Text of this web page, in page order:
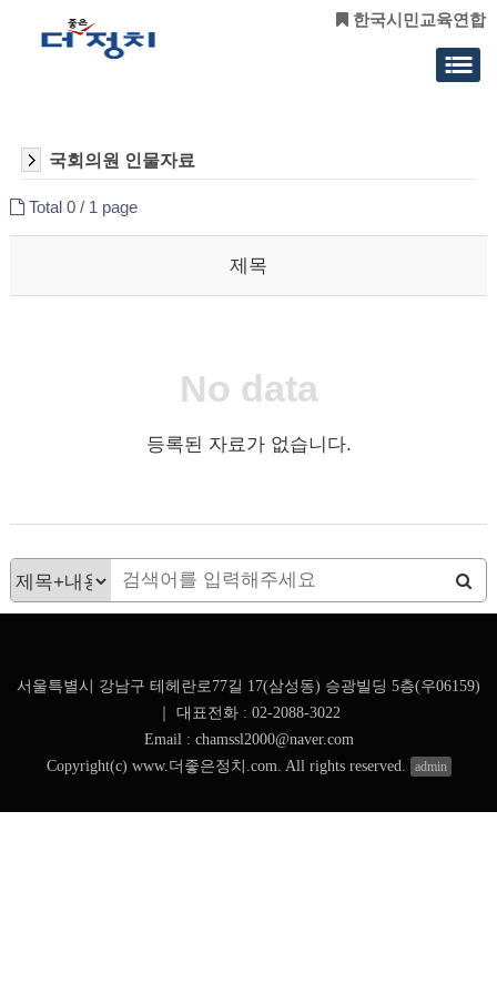
한국시민교육연합
국회의원 인물자료
Total 0 /1 page
제목
No data
등록된 자료가 없습니다.
서울특별시 강남구 테헤란로77길 17(삼성동) 승광빌딩 5층(우06159)
대표전화 : 02-2088-3022
Email : chamssl2000@naver.com
Copyright(c) www.더좋은정치.com. All rights reserved.
admin